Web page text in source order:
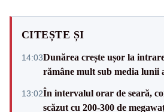
CITEȘTE ȘI
14:03Dunărea crește ușor la
rămâne mult sub media lunii
13:02În intervalul orar de seară,
scăzut cu 200-300 de